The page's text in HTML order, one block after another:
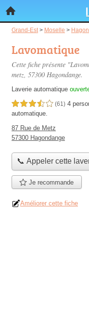
Grand-Est > Moselle >
Lavomatique
Cette fiche présente
metz, 57300 Hagondange.
Laverie automatique
3,5 étoiles sur 5 (61) 4
automatique.
87 Rue de Metz
57300 Hagondange
📞 Appeler cette
Je recommande
Améliorer cette fiche